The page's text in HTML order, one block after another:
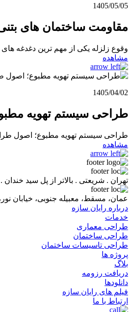
1405/05/05
مقاومت ساختمان های
وقوع زلزله یکی از مهم ترین دغدغه
مشاهده
1405/04/02
طراحی سیستم تهویه
طراحی سیستم تهویه مطبوع؛ اصول
مشاهده
تهران . شریعتی . بالاتر از پل سید خندان . نبش کوچه ذکایی .
عمان، مسقط، معبیله جنوبی، خیابان نور، شماره خیابان ۶۲۳۳، شماره
درباره رایان سازه
خدمات
طراحی معماری
طراحی ساختمان
طراحی تاسیسات ساختمان
پروژه ها
بلاگ
دریافت رزومه
دانلودها
فیلم های رایان سازه
ارتباط با ما